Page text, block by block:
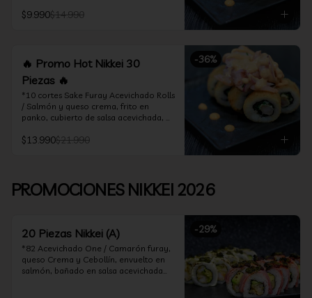
$9.990$14.990
-36%
🔥 Promo Hot Nikkei 30
Piezas 🔥
*10 cortes Sake Furay Acevichado Rolls
/ Salmón y queso crema, frito en
panko, cubierto de salsa acevichada,
*10 cortes Maguro Acevichado Rolls /
acevichado
$13.990$21.990
PROMOCIONES NIKKEI 2026
-29%
20 Piezas Nikkei (A)
*82 Acevichado One / Camarón furay,
queso Crema y Cebollín, envuelto en
salmón, bañado en salsa acevichada